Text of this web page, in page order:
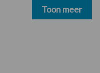
Toon meer